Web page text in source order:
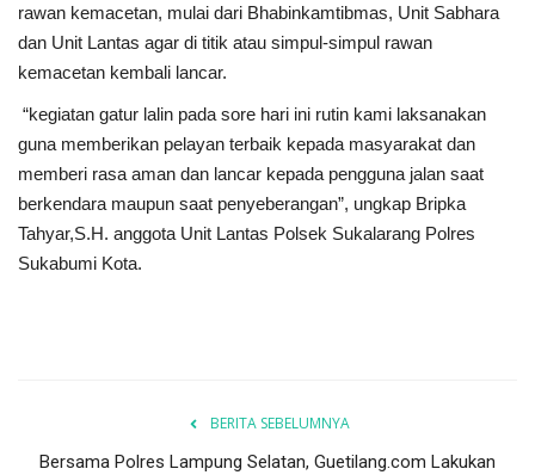
rawan kemacetan, mulai dari Bhabinkamtibmas, Unit Sabhara
dan Unit Lantas agar di titik atau simpul-simpul rawan
kemacetan kembali lancar.
“kegiatan gatur lalin pada sore hari ini rutin kami laksanakan
guna memberikan pelayan terbaik kepada masyarakat dan
memberi rasa aman dan lancar kepada pengguna jalan saat
berkendara maupun saat penyeberangan”, ungkap Bripka
Tahyar,S.H. anggota Unit Lantas Polsek Sukalarang Polres
Sukabumi Kota.
BERITA SEBELUMNYA
Bersama Polres Lampung Selatan, Guetilang.com Lakukan